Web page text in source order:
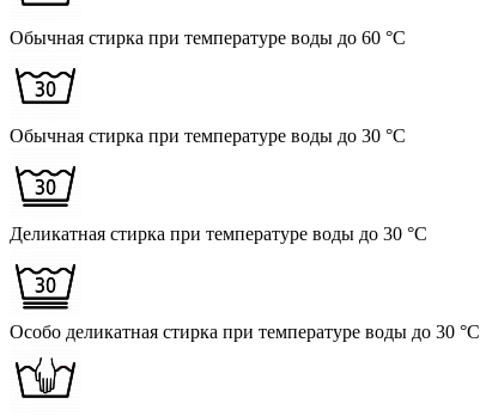
Обычная стирка при температуре воды до 60 °C
Обычная стирка при температуре воды до 30 °C
Деликатная стирка при температуре воды до 30 °C
Особо деликатная стирка при температуре воды до 30 °C